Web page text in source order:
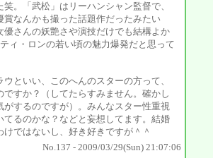
笑。「武松」はリーハンシャン監督で、
賞なんかも撮った話題作だったみたい
優さんの妖艶さや演技だけでも結構よか
ィ・ロンの若い頃の魅力爆発だと思って
ウといい、このへんのスターの方って、
ですか？（してたらすみません。確かし
がするのですが）。みんなスター性重視
てるのかな？などと妄想してます。結婚
けではないし、好き好きですが＾＾
No.137 - 2009/03/29(Sun) 21:07:06